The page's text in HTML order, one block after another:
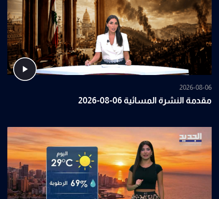
2026-08-06
مقدمة النشرة المسائية 06-08-2026